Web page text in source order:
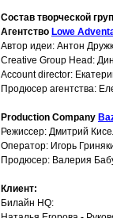
Состав творческой
Агентство Lowe
Автор идеи: Антон
Creative Group Head:
Account director:
Продюсер агентства:
Production Company
Режиссер: Дмитрий
Оператор: Игорь
Продюсер: Валерия
Клиент:
Билайн HQ: